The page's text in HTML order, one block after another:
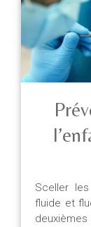
Sceller
fluide et